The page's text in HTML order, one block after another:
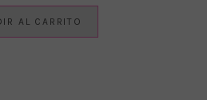
AL CARRITO